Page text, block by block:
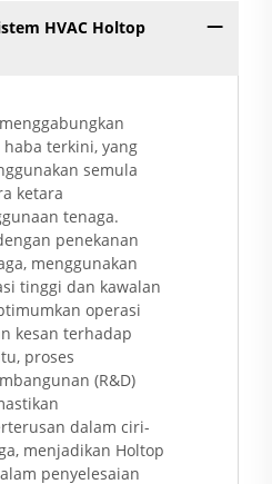
HVAC Holtop
terkini, yang
semula
ketara
tenaga.
penekanan
menggunakan
tinggi dan kawalan
operasi
kesan terhadap
proses
(R&D)
dalam ciri-
menjadikan Holtop
penyelesaian